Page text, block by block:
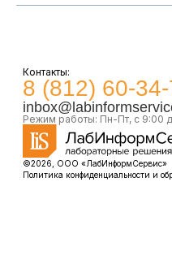
©2026 , ООО «ЛабИнформСервис»
Политика конфиденциальности и
Контакты:
8 (812) 60-
Режим работы: Пн-Пт, с 9:00